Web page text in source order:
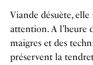
Viande désuète,
attention. A l’heure
maigres et des
préservent la